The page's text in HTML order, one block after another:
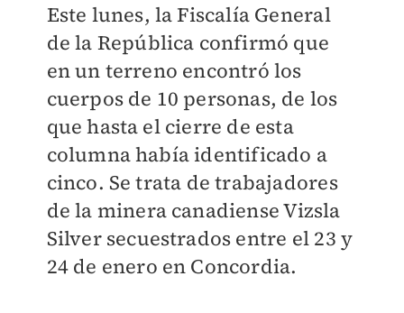
Este lunes, la Fiscalía General
de la República confirmó que
en un terreno encontró los
cuerpos de 10 personas, de los
que hasta el cierre de esta
columna había identificado a
cinco. Se trata de trabajadores
de la minera canadiense Vizsla
Silver secuestrados entre el 23 y
24 de enero en Concordia.